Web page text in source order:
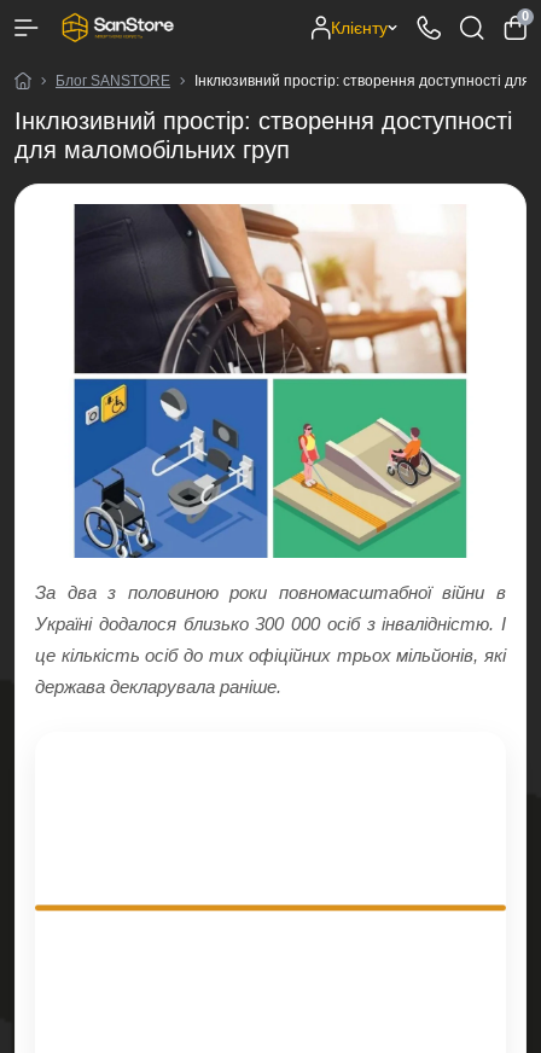
Клієнту
0
Блог SANSTORE Інклюзивний простір: створення доступності для
Інклюзивний простір: створення доступності
для маломобільних груп
За два з половиною роки повномасштабної війни в
Україні додалося близько 300 000 осіб з інвалідністю. І
це кількість осіб до тих офіційних трьох мільйонів, які
держава декларувала раніше.